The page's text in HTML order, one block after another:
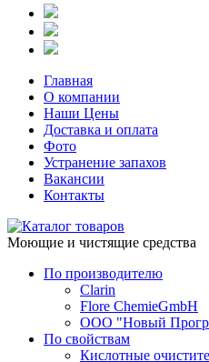
Главная
О компании
Наши Цены
Доставка и оплата
Фото
Устранение запахов
Вакансии
Контакты
Моющие и чистящие средства
По производителю
Clarin
Flore ChemieGmbH
ООО "Новый
По свойствам
Кислотные